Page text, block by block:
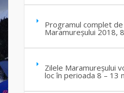
Programul complet de
Maramureșului 2018,
Zilele Maramureșului
loc în perioada 8 – 13